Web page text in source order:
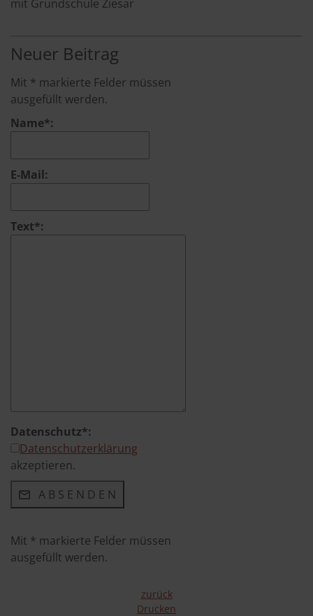
mit Grundschule Ziesar
Neuer Beitrag
Mit * markierte Felder müssen
ausgefüllt werden.
Name*:
E-Mail:
Text*:
Datenschutz*:
Datenschutzerklärung
akzeptieren.
Mit * markierte Felder müssen
ausgefüllt werden.
zurück
Drucken